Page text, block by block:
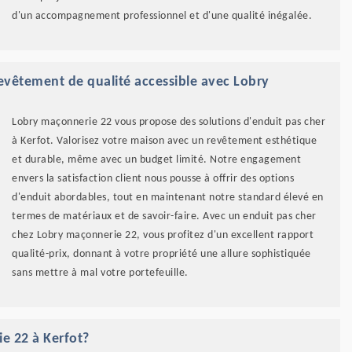
d'un accompagnement professionnel et d'une qualité inégalée.
de qualité accessible avec Lobry
Lobry maçonnerie 22 vous propose des solutions d'enduit pas cher
à Kerfot. Valorisez votre maison avec un revêtement esthétique
et durable, même avec un budget limité. Notre engagement
envers la satisfaction client nous pousse à offrir des options
d'enduit abordables, tout en maintenant notre standard élevé en
termes de matériaux et de savoir-faire. Avec un enduit pas cher
chez Lobry maçonnerie 22, vous profitez d'un excellent rapport
qualité-prix, donnant à votre propriété une allure sophistiquée
sans mettre à mal votre portefeuille.
22 à Kerfot?